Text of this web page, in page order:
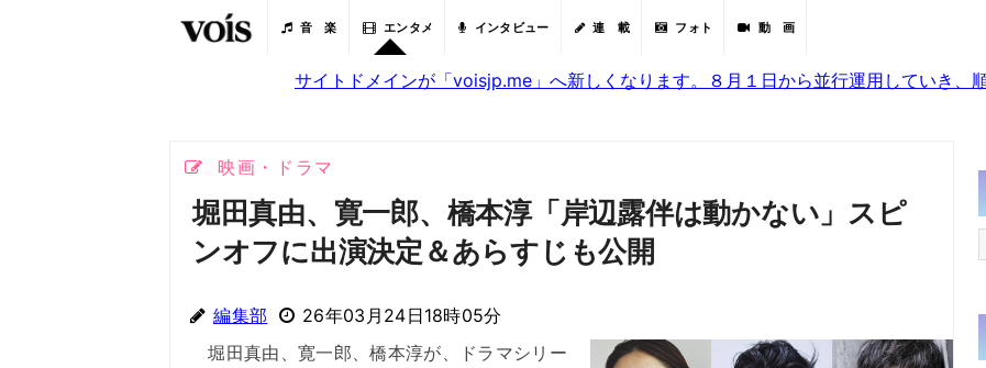
音 楽 エンタメ インタビュー 連 載 フォト 動 画
サイトドメインが「voisjp.me」へ新しくなります。８月１日から並行運用していき、
映画・ドラマ
堀田真由、寛一郎、橋本淳「岸辺露伴は動かない」スピ
ンオフに出演決定＆あらすじも公開
編集部 26年03月24日18時05分
堀田真由、寛一郎、橋本淳が、ドラマシリー